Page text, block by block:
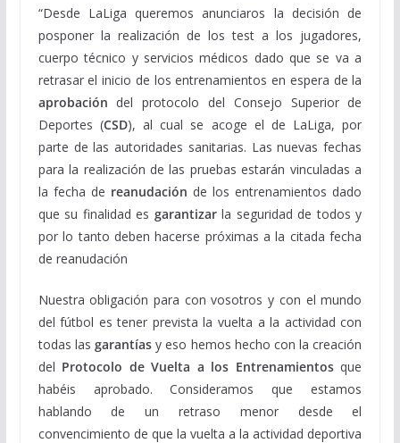
“Desde LaLiga queremos anunciaros la decisión de
posponer la realización de los test a los jugadores,
cuerpo técnico y servicios médicos dado que se va a
retrasar el inicio de los entrenamientos en espera de la
aprobación del protocolo del Consejo Superior de
Deportes (CSD), al cual se acoge el de LaLiga, por
parte de las autoridades sanitarias. Las nuevas fechas
para la realización de las pruebas estarán vinculadas a
la fecha de reanudación de los entrenamientos dado
que su finalidad es garantizarla seguridad de todos y
por lo tanto deben hacerse próximas a la citada fecha
de reanudación
Nuestra obligación para con vosotros y con el mundo
del fútbol es tener prevista la vuelta a la actividad con
todas lasgarantías y eso hemos hecho con la creación
del Protocolo de Vuelta a los Entrenamientosque
habéis aprobado. Consideramos que estamos
hablando de un retraso menor desde el
convencimiento de que la vuelta a la actividad deportiva